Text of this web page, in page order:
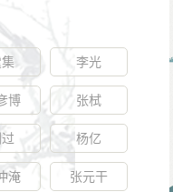
德忠贞。此后，命
金幼孜、杨溥俱充
蹇义、黄淮、杨荣
子朱瞻基到南京。
修撰《明仁宗实
李光
博 张栻
杨亿
淹 张元干